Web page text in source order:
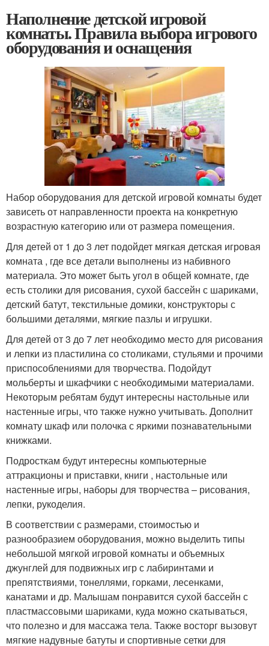
Наполнение детской игровой
комнаты. Правила выбора игрового
оборудования и оснащения
Набор оборудования для детской игровой комнаты будет
зависеть от направленности проекта на конкретную
возрастную категорию или от размера помещения.
Для детей от 1 до 3 лет подойдет мягкая детская игровая
комната , где все детали выполнены из набивного
материала. Это может быть угол в общей комнате, где
есть столики для рисования, сухой бассейн с шариками,
детский батут, текстильные домики, конструкторы с
большими деталями, мягкие пазлы и игрушки.
Для детей от 3 до 7 лет необходимо место для рисования
и лепки из пластилина со столиками, стульями и прочими
приспособлениями для творчества. Подойдут
мольберты и шкафчики с необходимыми материалами.
Некоторым ребятам будут интересны настольные или
настенные игры, что также нужно учитывать. Дополнит
комнату шкаф или полочка с яркими познавательными
книжками.
Подросткам будут интересны компьютерные
аттракционы и приставки, книги , настольные или
настенные игры, наборы для творчества – рисования,
лепки, рукоделия.
В соответствии с размерами, стоимостью и
разнообразием оборудования, можно выделить типы
небольшой мягкой игровой комнаты и объемных
джунглей для подвижных игр с лабиринтами и
препятствиями, тонеллями, горками, лесенками,
канатами и др. Малышам понравится сухой бассейн с
пластмассовыми шариками, куда можно скатываться,
что полезно и для массажа тела. Также восторг вызовут
мягкие надувные батуты и спортивные сетки для